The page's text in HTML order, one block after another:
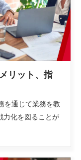
リット、指
を通じて業務を教
力化を図ることが